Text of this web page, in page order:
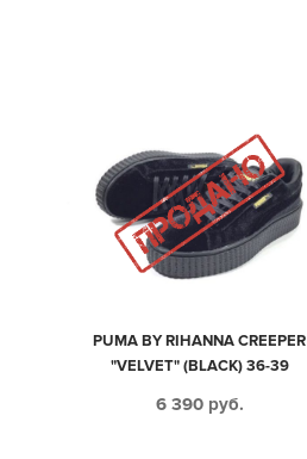
PUMA BY RIHANNA CREEPER
"VELVET" (BLACK) 36-39
6 390 руб.